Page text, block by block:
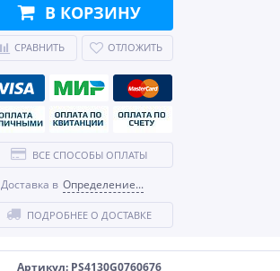
Артикул: PS4130G0760676
В КОРЗИНУ
СРАВНИТЬ ОТЛОЖИТЬ
ВСЕ СПОСОБЫ ОПЛАТЫ
Доставка в Определение...
ПОДРОБНЕЕ О ДОСТАВКЕ